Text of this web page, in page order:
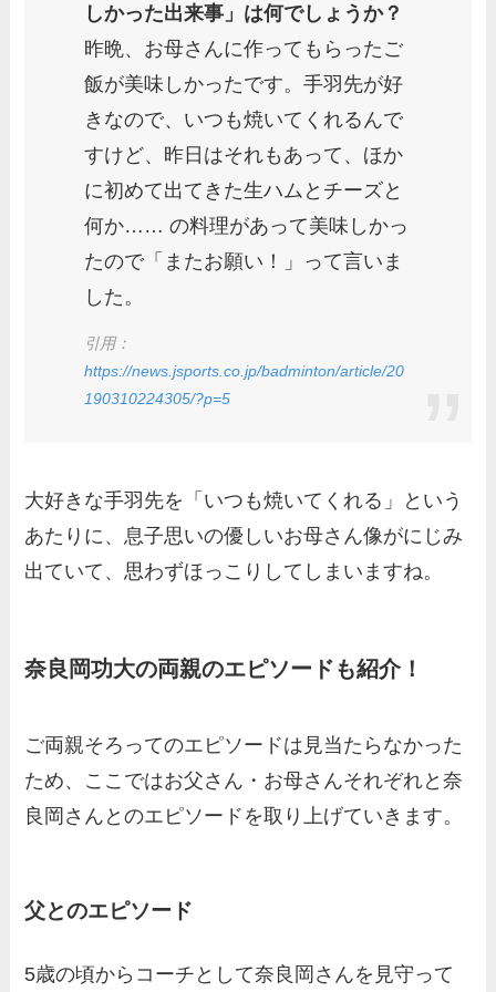
しかった出来事」は何でしょうか？
昨晩、お母さんに作ってもらったご
飯が美味しかったです。手羽先が好
きなので、いつも焼いてくれるんで
すけど、昨日はそれもあって、ほか
に初めて出てきた生ハムとチーズと
何か…… の料理があって美味しかっ
たので「またお願い！」って言いま
した。
引用：
https://news.jsports.co.jp/badminton/article/20
190310224305/?p=5
大好きな手羽先を「いつも焼いてくれる」という
あたりに、息子思いの優しいお母さん像がにじみ
出ていて、思わずほっこりしてしまいますね。
奈良岡功大の両親のエピソードも紹介！
ご両親そろってのエピソードは見当たらなかった
ため、ここではお父さん・お母さんそれぞれと奈
良岡さんとのエピソードを取り上げていきます。
父とのエピソード
5歳の頃からコーチとして奈良岡さんを見守って